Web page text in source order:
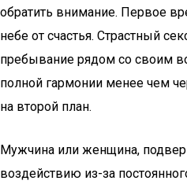
обратить внимание. Первое
небе от счастья. Страстный
пребывание рядом со своим
полной гармонии менее чем
на второй план.
Мужчина или женщина,
воздействию из-за